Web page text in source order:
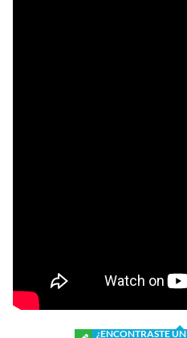
¿ENCONTRASTE UN